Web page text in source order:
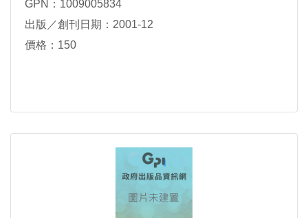
GPN：1009005834
出版／創刊日期：2001-12
價格：150